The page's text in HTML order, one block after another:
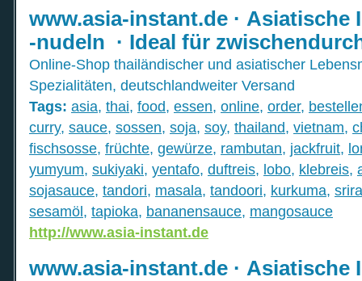
www.asia-instant.de · Asiatische
-nudeln · Ideal für
Online-Shop thailändischer und asiatischer
Spezialitäten, deutschlandweiter Versand
Tags: asia, thai, food, essen, online, order,
curry, sauce, sossen, soja, soy, thailand, vietnam,
fischsosse, früchte, gewürze, rambutan, jackfruit,
yumyum, sukiyaki, yentafo, duftreis, lobo, klebreis,
sojasauce, tandori, masala, tandoori, kurkuma,
sesamöl, tapioka, bananensauce, mangosauce
http://www.asia-instant.de
www.asia-instant.de · Asiatische